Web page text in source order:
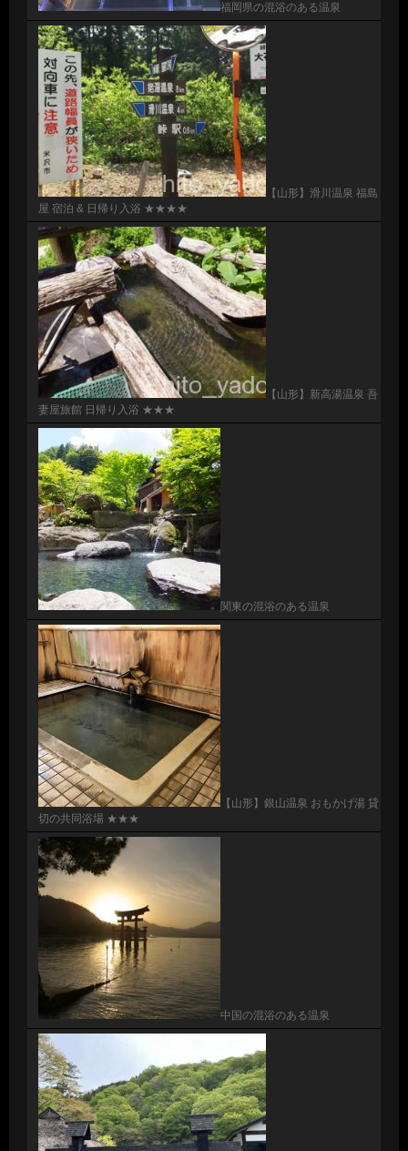
福岡県の混浴のある温泉
【山形】滑川温泉 福島
屋 宿泊 & 日帰り入浴 ★★★★
【山形】新高湯温泉 吾
妻屋旅館 日帰り入浴 ★★★
関東の混浴のある温泉
【山形】銀山温泉 おもかげ湯 貸
切の共同浴場 ★★★
中国の混浴のある温泉